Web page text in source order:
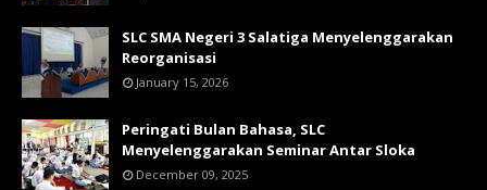
SLC SMA Negeri 3 Salatiga Menyelenggarakan
Reorganisasi
January 15, 2026
Peringati Bulan Bahasa, SLC
Menyelenggarakan Seminar Antar Sloka
December 09, 2025